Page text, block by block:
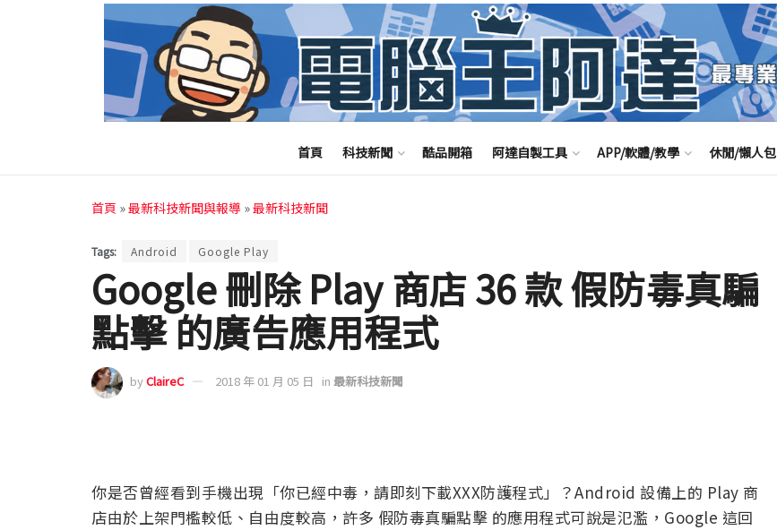
首頁 科技新聞 酷品開箱 阿達自製工具 APP/軟體/教學 休閒/懶人包
首頁 »最新科技新聞與報導 »最新科技新聞
Tags: Android Google Play
Google 刪除 Play 商店 36 款 假防毒真騙
點擊 的廣告應用程式
byClaireC 2018 年 01 月 05 日 in 最新科技新聞
你是否曾經看到手機出現「你已經中毒，請即刻下載XXX防護程式」？Android 設備上的 Play 商
店由於上架門檻較低、自由度較高，許多 假防毒真騙點擊 的應用程式可說是氾濫，Google 這回